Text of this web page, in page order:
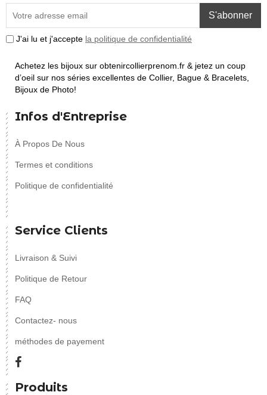
S'abonner
J'ai lu et j'accepte la politique de confidentialité
Achetez les bijoux sur obtenircollierprenom.fr & jetez un coup
d’oeil sur nos séries excellentes de Collier, Bague & Bracelets,
Bijoux de Photo!
Infos d'Entreprise
À Propos De Nous
Termes et conditions
Politique de confidentialité
Service Clients
Livraison & Suivi
Politique de Retour
FAQ
Contactez- nous
méthodes de payement
Produits